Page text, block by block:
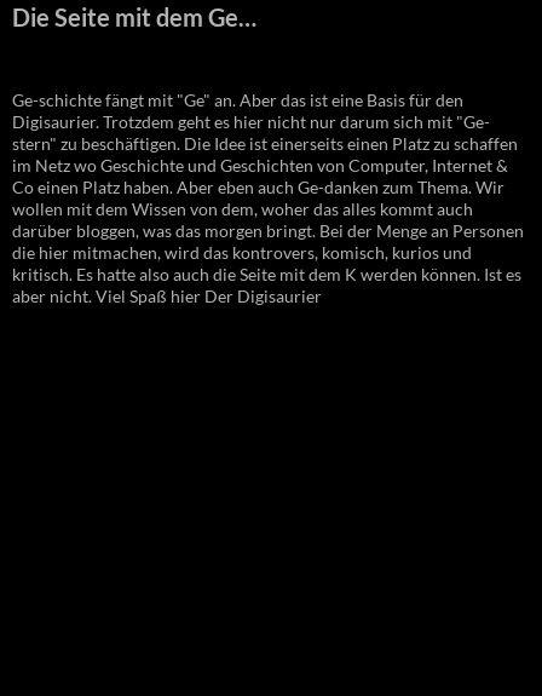
Die Seite mit dem Ge…
Ge-schichte fängt mit "Ge" an. Aber das ist eine Basis für den
Digisaurier. Trotzdem geht es hier nicht nur darum sich mit "Ge-
stern" zu beschäftigen. Die Idee ist einerseits einen Platz zu schaffen
im Netz wo Geschichte und Geschichten von Computer, Internet &
Co einen Platz haben. Aber eben auch Ge-danken zum Thema. Wir
wollen mit dem Wissen von dem, woher das alles kommt auch
darüber bloggen, was das morgen bringt. Bei der Menge an Personen
die hier mitmachen, wird das kontrovers, komisch, kurios und
kritisch. Es hatte also auch die Seite mit dem K werden können. Ist es
aber nicht. Viel Spaß hier Der Digisaurier